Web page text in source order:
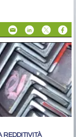
REDDITIVITÀ